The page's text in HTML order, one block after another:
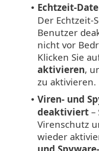
• Echtzeit-
Der Echtzeit-
Benutzer
nicht vor
Klicken Sie
aktivieren,
zu aktivieren.
• Viren- und
deaktiviert –
Virenschutz
wieder